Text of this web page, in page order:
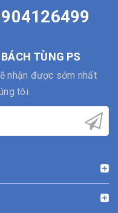
TÙNG PS
nhận được sớm nhất
tôi